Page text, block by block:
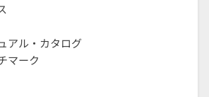
アル・カタログ
マーク